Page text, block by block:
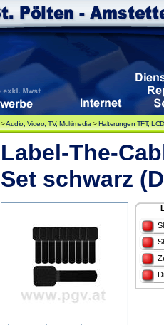
>Audio, Video, TV, Multimedia >Halterungen TFT,
Label-The-
Set schwarz